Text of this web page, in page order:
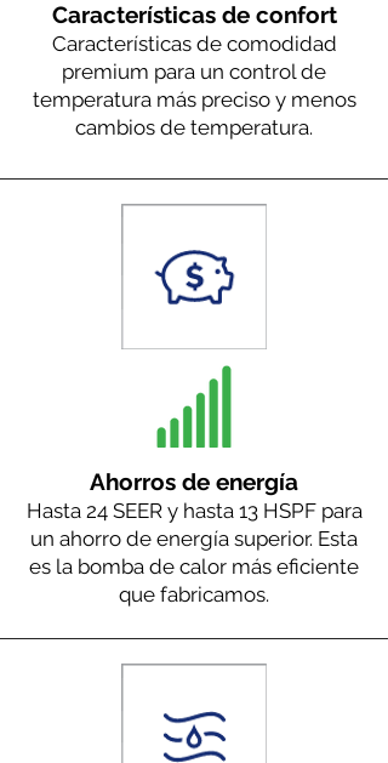
Características de confort
Características de comodidad
premium para un control de
temperatura más preciso y menos
cambios de temperatura.
Ahorros de energía
Hasta 24 SEER y hasta 13 HSPF para
un ahorro de energía superior. Esta
es la bomba de calor más eficiente
que fabricamos.